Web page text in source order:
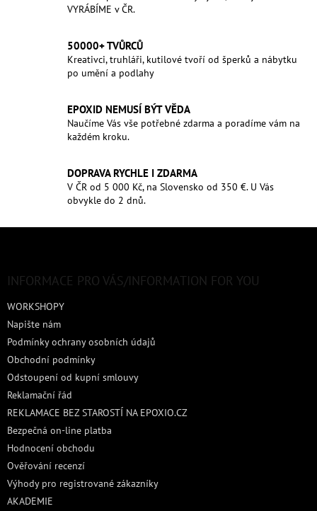
VYRÁBÍME v ČR.
50000+ TVŮRCŮ
Kreativci, truhláři, kutilové tvoří od šperků a nábytku
po umění a podlahy
EPOXID NEMUSÍ BÝT VĚDA
Naučíme Vás vše potřebné zdarma a poradíme vám na
každém kroku.
DOPRAVA RYCHLE I ZDARMA
V ČR od 5 000 Kč, na Slovensko od 350 €. U Vás
obvykle do 2 dnů.
INFORMACE PRO VÁS/INFORMATION FOR YOU
WORKSHOPY
Napište nám
Podmínky ochrany osobních údajů
Obchodní podmínky
Odstoupení od kupní smlouvy
Reklamační řád
REKLAMACE BEZ STAROSTÍ NA EPOXIO.CZ
Bezpečná on-line platba
Hodnocení obchodu
Ověřování recenzí
Výhody pro registrované zákazníky
AKADEMIE